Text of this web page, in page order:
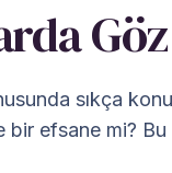
sıkça
efsane mi?